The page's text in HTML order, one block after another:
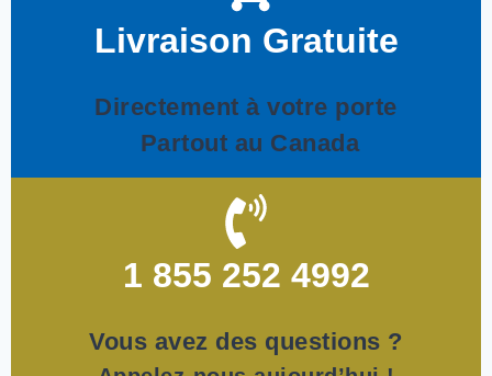
Livraison Gratuite
Directementà votre porte
Partout au Canada
1 855 252 4992
Vous avez des questions ?